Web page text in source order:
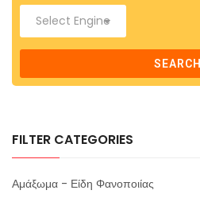
SEARCH
FILTER CATEGORIES
Αμάξωμα - Είδη Φανοποιίας